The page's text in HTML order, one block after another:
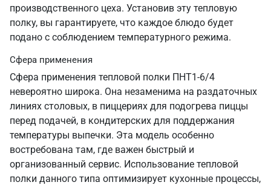
производственного цеха. Установив эту тепловую
полку, вы гарантируете, что каждое блюдо будет
подано с соблюдением температурного режима.
Сфера применения
Сфера применения тепловой полки ПНТ1-6/4
невероятно широка. Она незаменима на раздаточных
линиях столовых, в пиццериях для подогрева пиццы
перед подачей, в кондитерских для поддержания
температуры выпечки. Эта модель особенно
востребована там, где важен быстрый и
организованный сервис. Использование тепловой
полки данного типа оптимизирует кухонные процессы,